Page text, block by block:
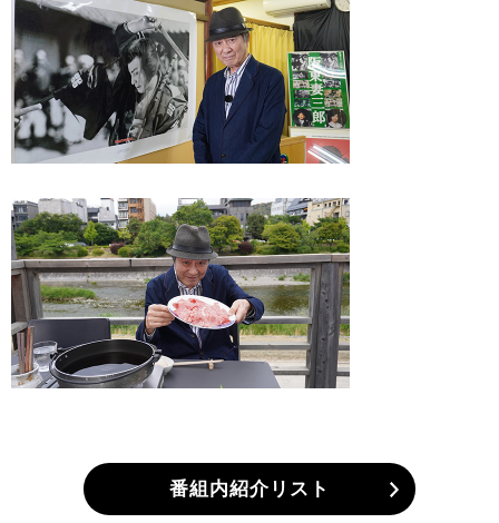
番組内紹介リスト